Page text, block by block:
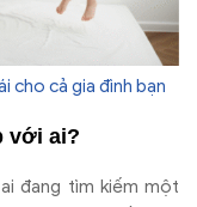
cho cả gia đình bạn
với ai?
aiđang tìm kiếm một